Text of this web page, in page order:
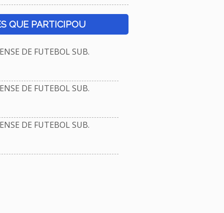
QUE PARTICIPOU
DE FUTEBOL SUB.
DE FUTEBOL SUB.
DE FUTEBOL SUB.